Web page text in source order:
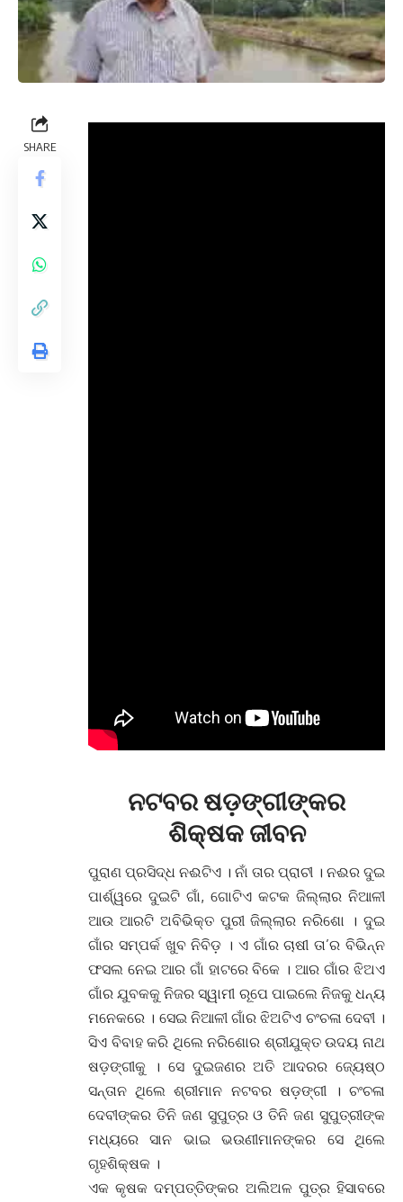
SHARE
ନଟବର ଷଡ଼ଙ୍ଗୀଙ୍କର
ଶିକ୍ଷକ ଜୀବନ
ପୁରାଣ ପ୍ରସିଦ୍ଧ ନଈଟିଏ । ନାଁ ତାର ପ୍ରାଚୀ । ନଈର ଦୁଇ
ପାର୍ଶ୍ୱରେ ଦୁଇଟି ଗାଁ, ଗୋଟିଏ କଟକ ଜିଲ୍ଲାର ନିଆଳୀ
ଆଉ ଆରଟି ଅବିଭିକ୍ତ ପୁରୀ ଜିଲ୍ଲାର ନରିଶୋ । ଦୁଇ
ଗାଁର ସମ୍ପର୍କ ଖୁବ ନିବିଡ଼ । ଏ ଗାଁର ଚାଷୀ ତା’ର ବିଭିନ୍ନ
ଫସଲ ନେଇ ଆର ଗାଁ ହାଟରେ ବିକେ । ଆର ଗାଁର ଝିଅଏ
ଗାଁର ଯୁବକକୁ ନିଜର ସ୍ୱାମୀ ରୂପେ ପାଇଲେ ନିଜକୁ ଧନ୍ୟ
ମନେକରେ । ସେଇ ନିଆଳୀ ଗାଁର ଝିଅଟିଏ ଚଂଚଳା ଦେବୀ ।
ସିଏ ବିବାହ କରି ଥିଲେ ନରିଶୋର ଶ୍ରୀଯୁକ୍ତ ଉଦୟ ନାଥ
ଷଡ଼ଙ୍ଗୀକୁ । ସେ ଦୁଇଜଣର ଅତି ଆଦରର ଜ୍ୟେଷ୍ଠ
ସନ୍ତାନ ଥିଲେ ଶ୍ରୀମାନ ନଟବର ଷଡ଼ଙ୍ଗୀ । ଚଂଚଳା
ଦେବୀଙ୍କର ତିନି ଜଣ ସୁପୁତ୍ର ଓ ତିନି ଜଣ ସୁପୁତ୍ରୀଙ୍କ
ମଧ୍ୟରେ ସାନ ଭାଇ ଭଉଣୀମାନଙ୍କର ସେ ଥିଲେ
ଗୃହଶିକ୍ଷକ ।
ଏକ କୃଷକ ଦମ୍ପତ୍ତିଙ୍କର ଅଲିଅଳ ପୁତ୍ର ହିସାବରେ